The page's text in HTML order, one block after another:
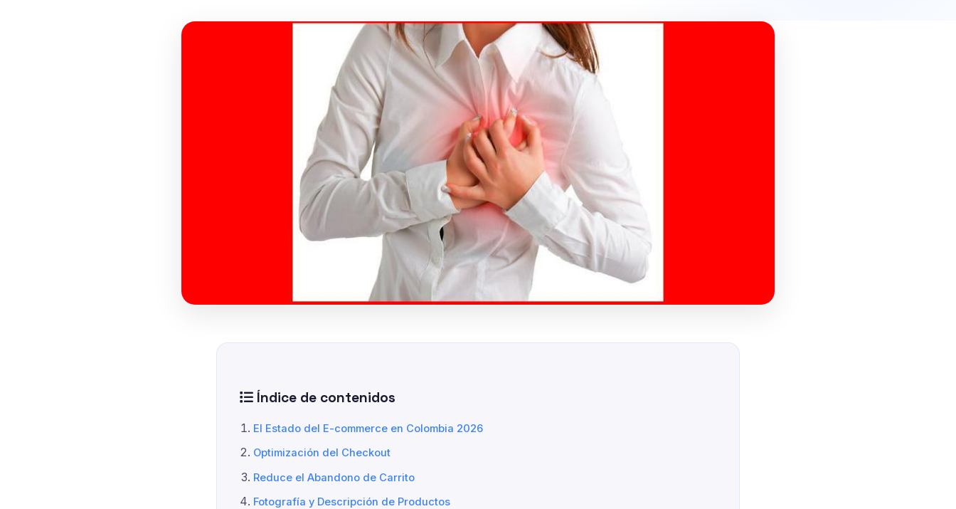
Índice de contenidos
El Estado del E-commerce en Colombia 2026
Optimización del Checkout
Reduce el Abandono de Carrito
Fotografía y Descripción de Productos